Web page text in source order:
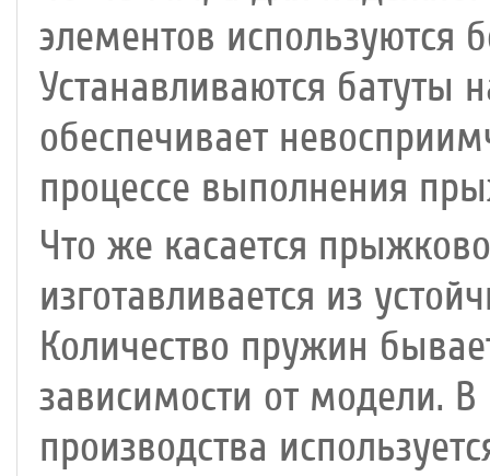
элементов используются
Устанавливаются батуты
обеспечивает
процессе выполнения
Что же касается
изготавливается из
Количество пружин
зависимости от модели. В
производства